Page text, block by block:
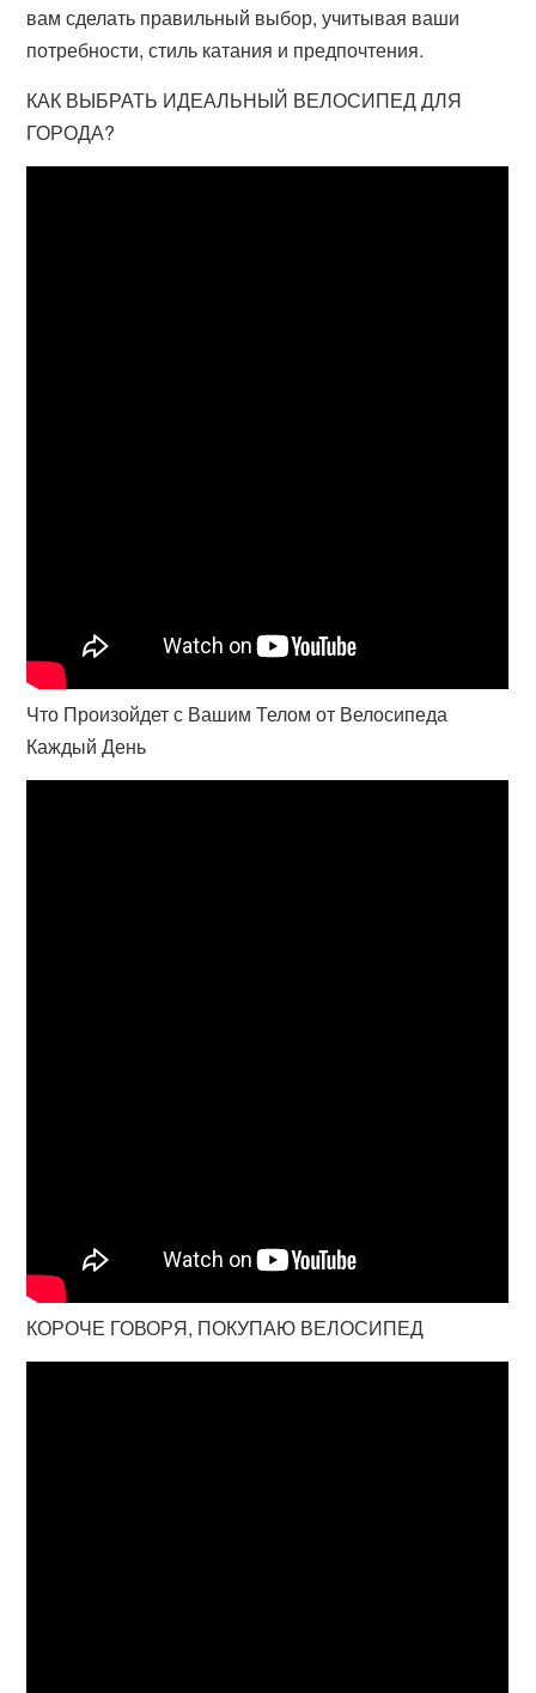
вам сделать правильный выбор, учитывая ваши
потребности, стиль катания и предпочтения.
КАК ВЫБРАТЬ ИДЕАЛЬНЫЙ ВЕЛОСИПЕД ДЛЯ
ГОРОДА?
Что Произойдет с Вашим Телом от Велосипеда
Каждый День
КОРОЧЕ ГОВОРЯ, ПОКУПАЮ ВЕЛОСИПЕД